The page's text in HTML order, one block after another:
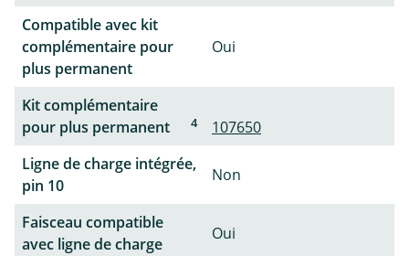
Compatible avec kit
complémentaire pour
plus permanent
Oui
Kit complémentaire
pour plus permanent
4
107650
Ligne de charge intégrée,
pin 10
Non
Faisceau compatible
avec ligne de charge
Oui